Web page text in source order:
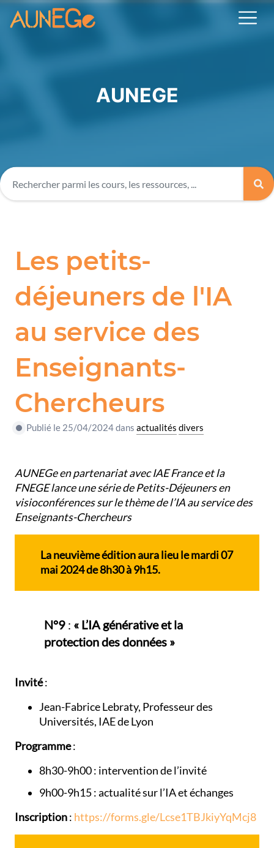
AUNEGE
Les petits-
déjeuners de l'IA
au service des
Enseignants-
Chercheurs
Publié le 25/04/2024 dansactualités divers
AUNEGe en partenariat avec IAE France et la
FNEGE lance une série de Petits-Déjeuners en
visioconférences sur le thème de l’IA au service des
Enseignants-Chercheurs
La neuvième édition aura lieu le mardi 07
mai 2024 de 8h30 à 9h15.
N°9 : « L’IA générative et la
protection des données »
Invité:
Jean-Fabrice Lebraty, Professeur des
Universités, IAE de Lyon
Programme:
8h30-9h00 : intervention de l’invité
9h00-9h15 : actualité sur l’IA et échanges
Inscription: https://forms.gle/Lcse1TBJkiyYqMcj8